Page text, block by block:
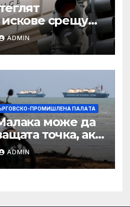
срещу
в
съдебно дело с
ADMIN
ПРОМИШЛЕНА ПАЛAТА
може да
точка, ако
ADMIN